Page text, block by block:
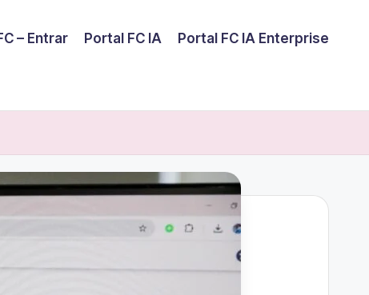
– Entrar Portal FC IA Portal FC IA Enterprise